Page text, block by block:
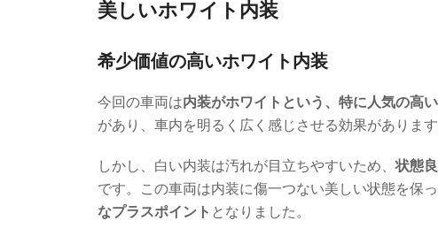
美しいホワイト内装
希少価値の高いホワイト内装
今回の車両は内装がホワイトという、特に人気の高
があり、車内を明るく広く感じさせる効果があります
しかし、白い内装は汚れが目立ちやすいため、状態
です。この車両は内装に傷一つない美しい状態を保
なプラスポイント となりました。